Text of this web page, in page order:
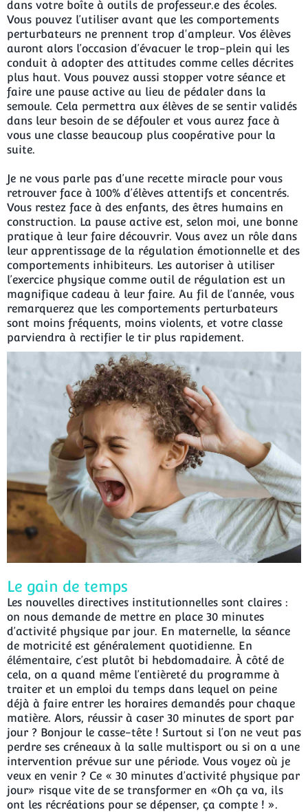
dans votre boîte à outils de professeur.e des écoles.
Vous pouvez l’utiliser avant que les comportements
perturbateurs ne prennent trop d'ampleur. Vos élèves
auront alors l’occasion d’évacuer le trop-plein qui les
conduit à adopter des attitudes comme celles décrites
plus haut. Vous pouvez aussi stopper votre séance et
faire une pause active au lieu de pédaler dans la
semoule. Cela permettra aux élèves de se sentir validés
dans leur besoin de se défouler et vous aurez face à
vous une classe beaucoup plus coopérative pour la
suite.
Je ne vous parle pas d’une recette miracle pour vous
retrouver face à 100% d’élèves attentifs et concentrés.
Vous restez face à des enfants, des êtres humains en
construction. La pause active est, selon moi, une bonne
pratique à leur faire découvrir. Vous avez un rôle dans
leur apprentissage de la régulation émotionnelle et des
comportements inhibiteurs. Les autoriser à utiliser
l’exercice physique comme outil de régulation est un
magnifique cadeau à leur faire. Au fil de l’année, vous
remarquerez que les comportements perturbateurs
sont moins fréquents, moins violents, et votre classe
parviendra à rectifier le tir plus rapidement.
Le gain de temps
Les nouvelles directives institutionnelles sont claires :
on nous demande de mettre en place 30 minutes
d’activité physique par jour. En maternelle, la séance
de motricité est généralement quotidienne. En
élémentaire, c’est plutôt bi hebdomadaire. À côté de
cela, on a quand même l’entièreté du programme à
traiter et un emploi du temps dans lequel on peine
déjà à faire entrer les horaires demandés pour chaque
matière. Alors, réussir à caser 30 minutes de sport par
jour ? Bonjour le casse-tête ! Surtout si l’on ne veut pas
perdre ses créneaux à la salle multisport ou si on a une
intervention prévue sur une période. Vous voyez où je
veux en venir ? Ce « 30 minutes d’activité physique par
jour» risque vite de se transformer en «Oh ça va, ils
ont les récréations pour se dépenser, ça compte ! ».